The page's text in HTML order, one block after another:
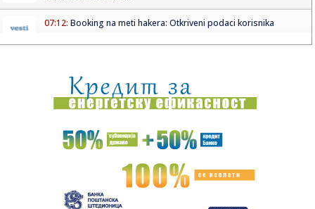
07:12: Booking na meti hakera: Otkriveni podaci korisnika
07:04:Neobična navika koja postaje trend: Zašto neki vozači
stavljaj...
07:01:Maglai: Ako bude demontaže Orbanovog sistema, ona će
doći i do...
Danas je Vaskršnji utorak - ovo su verovanja i običaji koji se